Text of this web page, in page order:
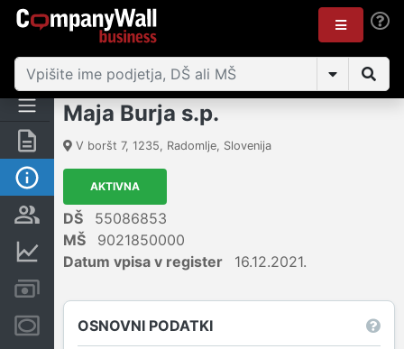
Povzetek
Odgovorne osebe in lastništvo
Zastavne pravice
Maja Burja s.p.
V boršt 7, 1235, Radomlje, Slovenija
AKTIVNA
DŠ
55086853
MŠ
9021850000
Datum vpisa v register
16.12.2021.
OSNOVNI PODATKI